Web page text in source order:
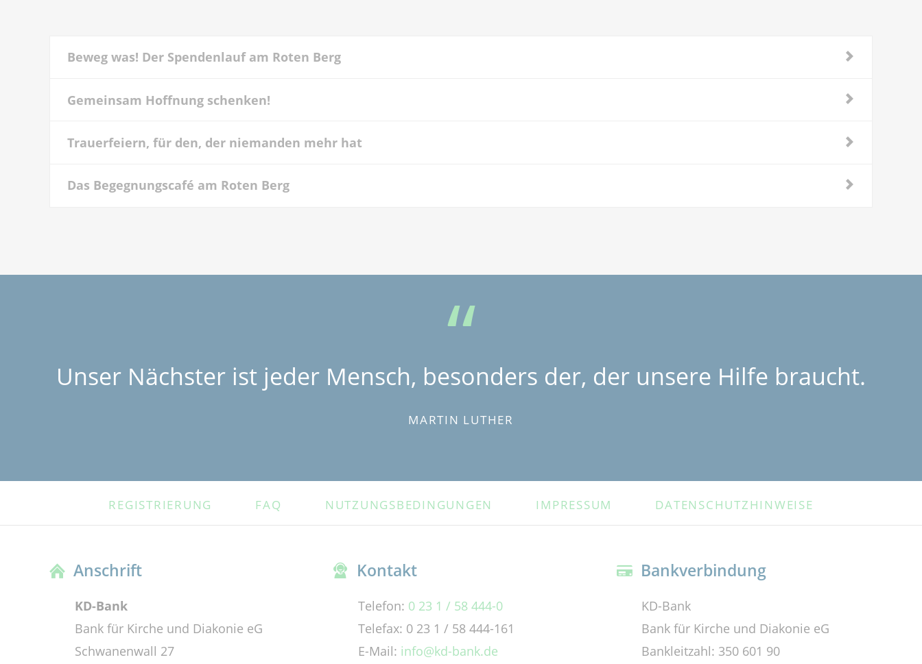
Beweg was! Der Spendenlauf am Roten Berg
Gemeinsam Hoffnung schenken!
Trauerfeiern, für den, der niemanden mehr hat
Das Begegnungscafé am Roten Berg
Unser Nächster ist jeder Mensch, besonders der, der unsere Hilfe braucht.
MARTIN LUTHER
ÜBERSPRINGEN
REGISTRIERUNG FAQ NUTZUNGSBEDINGUNGEN IMPRESSUM DATENSCHUTZHINWEISE
Anschrift
KD-Bank
Bank für Kirche und Diakonie eG
Schwanenwall 27
Kontakt
Telefon: 0 23 1 / 58 444-0
Telefax: 0 23 1 / 58 444-161
E-Mail: info@kd-bank.de
Bankverbindung
KD-Bank
Bank für Kirche und Diakonie eG
Bankleitzahl: 350 601 90